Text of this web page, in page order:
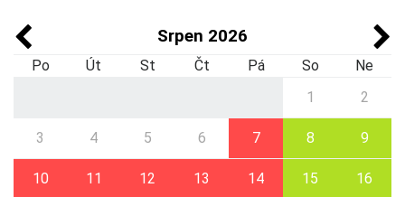
Srpen 2026
Po Út St Čt Pá So
Ne
1
2
3 4 5 6 7 8 9
10 11 12 13 14 15 16